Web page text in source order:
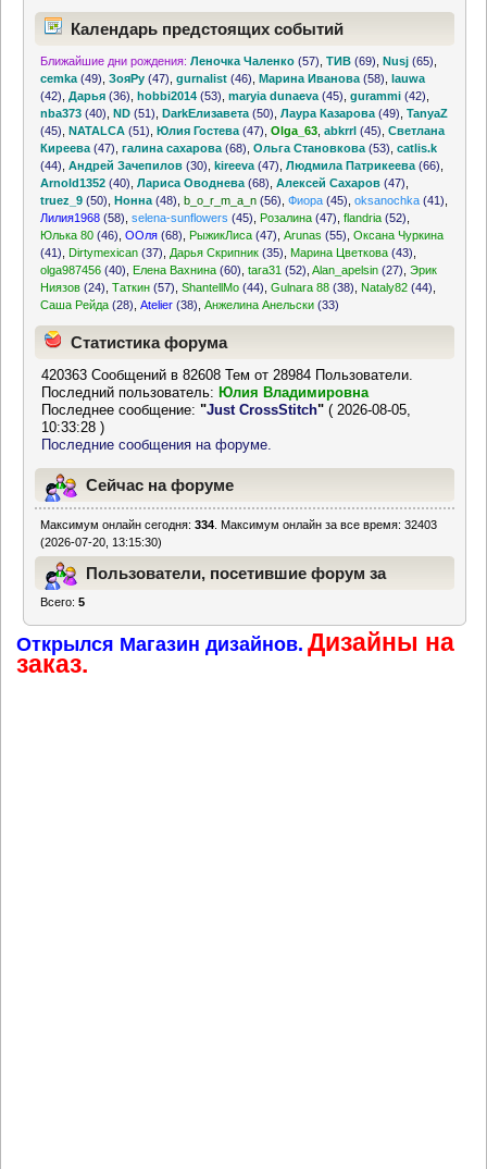
Календарь предстоящих событий
Ближайшие дни рождения: Леночка Чаленко (57) ,ТИВ (69) ,Nusj (65)
cemka (49) ,ЗояРу (47) ,gurnalist (46) ,Марина Иванова (58) ,lauwa
(42) ,Дарья (36) ,hobbi2014 (53) ,maryia dunaeva (45) ,gurammi (42)
nba373 (40) ,ND (51) ,DarkЕлизавета (50) ,Лаура Казарова (49) ,TanyaZ
(45) ,NATALCA (51) ,Юлия Гостева (47) ,Olga_63 ,abkrrl (45) ,Светлана
Киреева (47) ,галина сахарова (68) ,Ольга Становкова (53) ,catlis.k
(44) ,Андрей Зачепилов (30) ,kireeva (47) ,Людмила Патрикеева (66)
Arnold1352 (40) ,Лариса Оводнева (68) ,Алексей Сахаров (47)
truez_9 (50) ,Нонна (48) ,b_o_r_m_a_n (56) ,Фиора (45) ,oksanochka (41)
Лилия1968 (58) ,selena-sunflowers (45) Розалина (47) ,flandria (52)
Юлька 80 (46) ,ООля (68) РыжикЛиса (47) ,Arunas (55) ,Оксана Чуркина
(41)
Dirtymexican (37) Дарья Скрипник (35) Марина Цветкова (43)
olga987456 (40) Елена Вахнина (60) ,tara31 (52) ,Alan_apelsin (27) ,Эрик
Ниязов (24) ,Таткин (57) ,ShantellMo (44) ,Gulnara 88 (38) Nataly82 (44)
Саша Рейда (28) ,Atelier (38) ,Анжелина Анельски (33)
Статистика форума
420363 Сообщений в 82608 Тем от 28984 Пользователи.
Последний пользователь: Юлия Владимировна
Последнее сообщение:"Just CrossStitch" ( 2026-08-05,
10:33:28 )
Последние сообщения на форуме.
Сейчас на форуме
Максимум онлайн сегодня:334 . Максимум онлайн за все время: 32403
(2026-07-20, 13:15:30)
Пользователи, посетившие форум за
Всего:5
Открылся Магазин дизайнов. Дизайны на
заказ.